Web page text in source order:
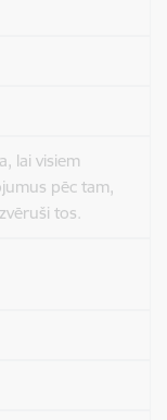
lai visiem
pēc tam,
tos.